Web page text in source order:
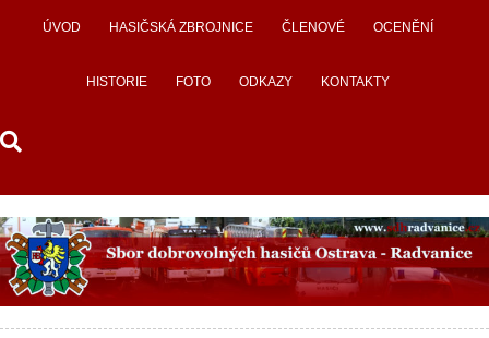
ÚVOD HASIČSKÁ ZBROJNICE ČLENOVÉ OCENĚNÍ
HISTORIE FOTO ODKAZY KONTAKTY